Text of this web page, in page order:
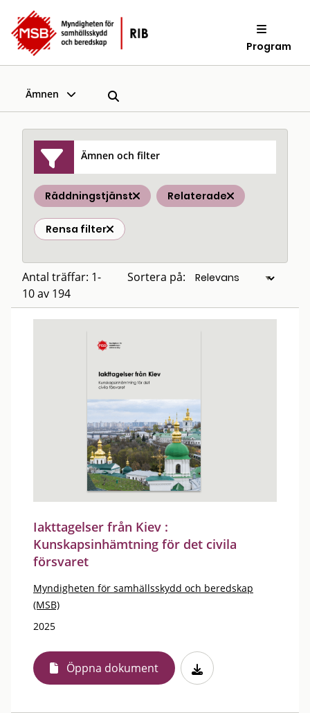
Program
Ämnen
Ämnen och filter
Räddningstjänst Relaterade
Rensa filter
Antal träffar: 1-
10 av 194
Sortera på:
Iakttagelser från Kiev :
Kunskapsinhämtning för det civila
försvaret
Myndigheten för samhällsskydd och beredskap
(MSB)
2025
Öppna dokument